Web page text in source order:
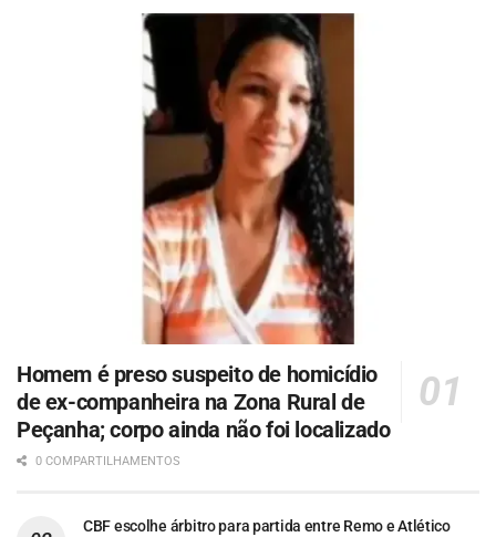
Homem é preso suspeito de homicídio
de ex-companheira na Zona Rural de
Peçanha; corpo ainda não foi localizado
0 COMPARTILHAMENTOS
CBF escolhe árbitro para partida entre Remo e Atlético